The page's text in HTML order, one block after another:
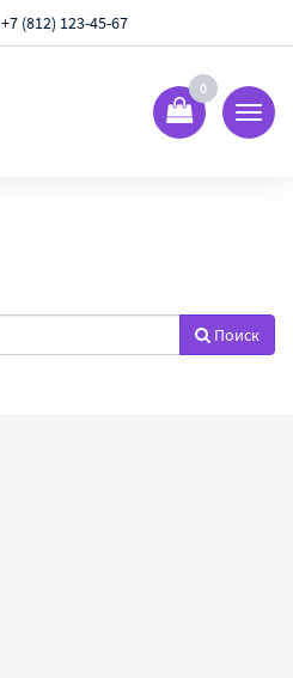
+7 (812) 123-45-67
0
Поиск